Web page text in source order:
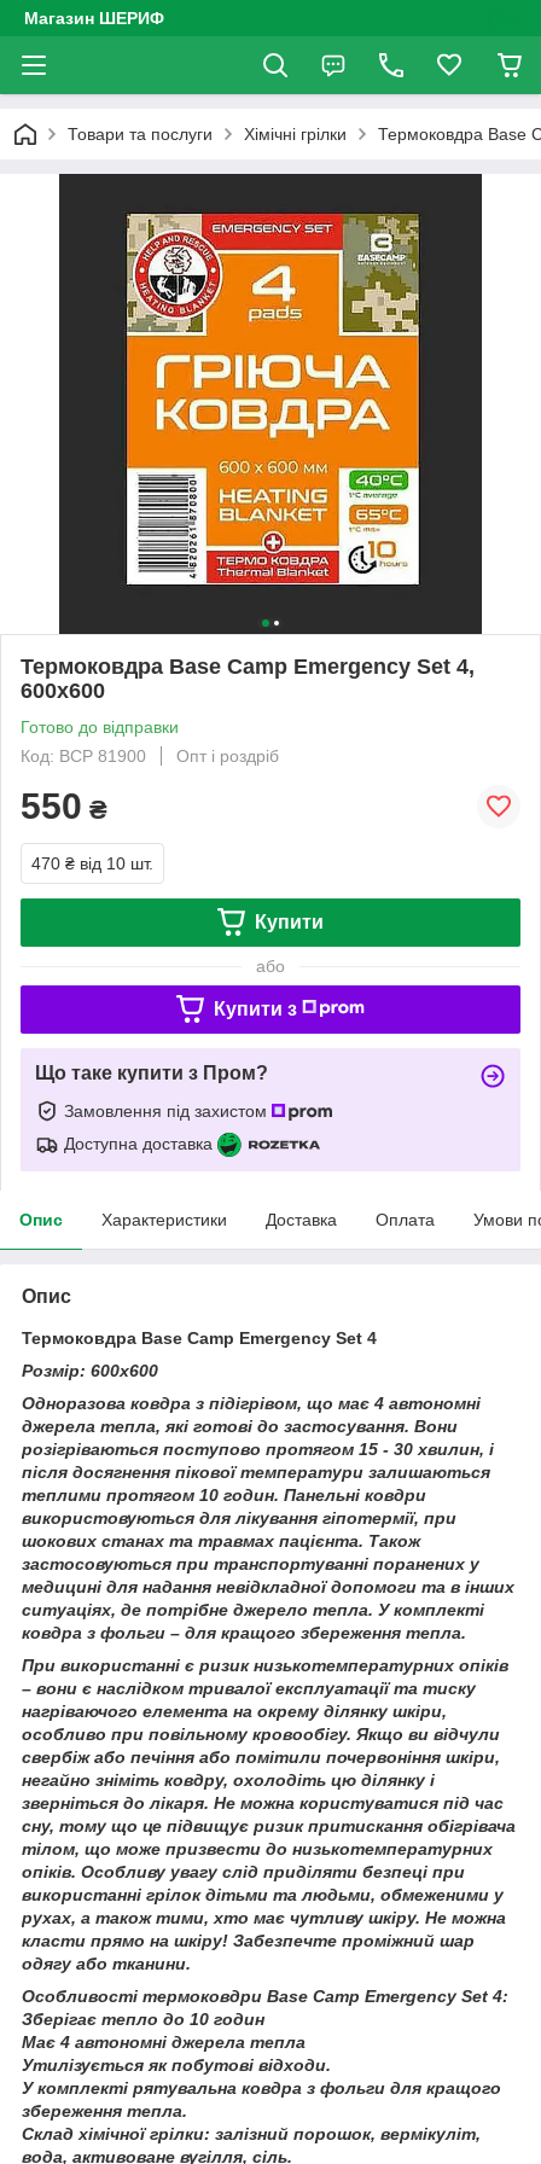
Магазин ШЕРИФ
Товари та послуги Хімічні грілки Термоковдра Base
Термоковдра Base Camp Emergency Set 4,
600х600
Готово до відправки
Код: BCP 81900
Опт і роздріб
550 ₴
470 ₴ від 10 шт.
Купити
або
Купити з
Що таке купити з Пром?
Замовлення під захистом
Доступна доставка
Опис Характеристики Доставка Оплата Умови
Опис
Термоковдра Base Camp Emergency Set 4
Розмір: 600х600
Одноразова ковдра з підігрівом, що має 4 автономні
джерела тепла, які готові до застосування. Вони
розігріваються поступово протягом 15 - 30 хвилин, і
після досягнення пікової температури залишаються
теплими протягом 10 годин. Панельні ковдри
використовуються для лікування гіпотермії, при
шокових станах та травмах пацієнта. Також
застосовуються при транспортуванні поранених у
медицині для надання невідкладної допомоги та в інших
ситуаціях, де потрібне джерело тепла. У комплекті
ковдра з фольги – для кращого збереження тепла.
При використанні є ризик низькотемпературних опіків
– вони є наслідком тривалої експлуатації та тиску
нагріваючого елемента на окрему ділянку шкіри,
особливо при повільному кровообігу. Якщо ви відчули
свербіж або печіння або помітили почервоніння шкіри,
негайно зніміть ковдру, охолодіть цю ділянку і
зверніться до лікаря. Не можна користуватися під час
сну, тому що це підвищує ризик притискання обігрівача
тілом, що може призвести до низькотемпературних
опіків. Особливу увагу слід приділяти безпеці при
використанні грілок дітьми та людьми, обмеженими у
рухах, а також тими, хто має чутливу шкіру. Не можна
класти прямо на шкіру! Забезпечте проміжний шар
одягу або тканини.
Особливості термоковдри Base Camp Emergency Set 4:
Зберігає тепло до 10 годин
Має 4 автономні джерела тепла
Утилізується як побутові відходи.
У комплекті рятувальна ковдра з фольги для кращого
збереження тепла.
Склад хімічної грілки: залізний порошок, вермікуліт,
вода, активоване вугілля, сіль.